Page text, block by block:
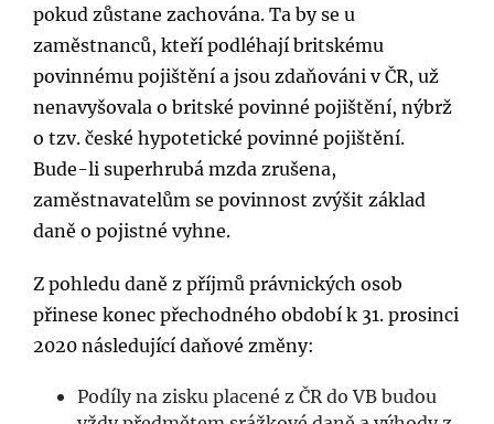
pokud zůstane zachována. Ta by se u
zaměstnanců, kteří podléhají britskému
povinnému pojištění a jsou zdaňováni v ČR, už
nenavyšovala o britské povinné pojištění, nýbrž
o tzv. české hypotetické povinné pojištění.
Bude-li superhrubá mzda zrušena,
zaměstnavatelům se povinnost zvýšit základ
daně o pojistné vyhne.
Z pohledu daně z příjmů právnických osob
přinese konec přechodného období k 31. prosinci
2020 následující daňové změny:
Podíly na zisku placené z ČR do VB budou